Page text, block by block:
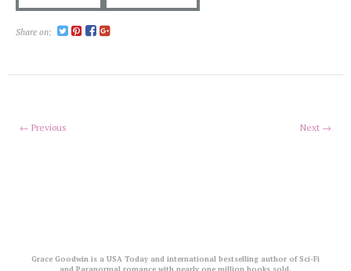
Share on:
Next →
← Previous
Grace Goodwin is a USA Today and international bestselling author of Sci-Fi